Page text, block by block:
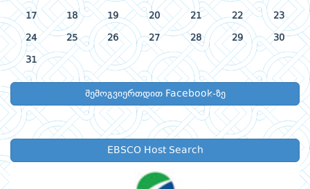
17 18 19 20 21 22 23
24 25 26 27 28 29 30
31
შემოგვიერთდით Facebook-ზე
EBSCO Host Search